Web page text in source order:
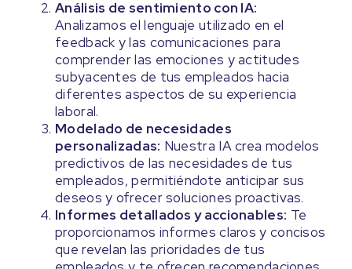
Análisis de sentimiento con IA:
Analizamos el lenguaje utilizado en el
feedback y las comunicaciones para
comprender las emociones y actitudes
subyacentes de tus empleados hacia
diferentes aspectos de su experiencia
laboral.
Modelado de necesidades
personalizadas: Nuestra IA crea modelos
predictivos de las necesidades de tus
empleados, permitiéndote anticipar sus
deseos y ofrecer soluciones proactivas.
Informes detallados y accionables: Te
proporcionamos informes claros y concisos
que revelan las prioridades de tus